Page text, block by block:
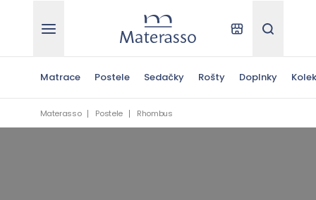
Materasso Kde kúpiťHľadať
Matrace Postele Sedačky Rošty Doplnky
Materasso Postele Rhombus